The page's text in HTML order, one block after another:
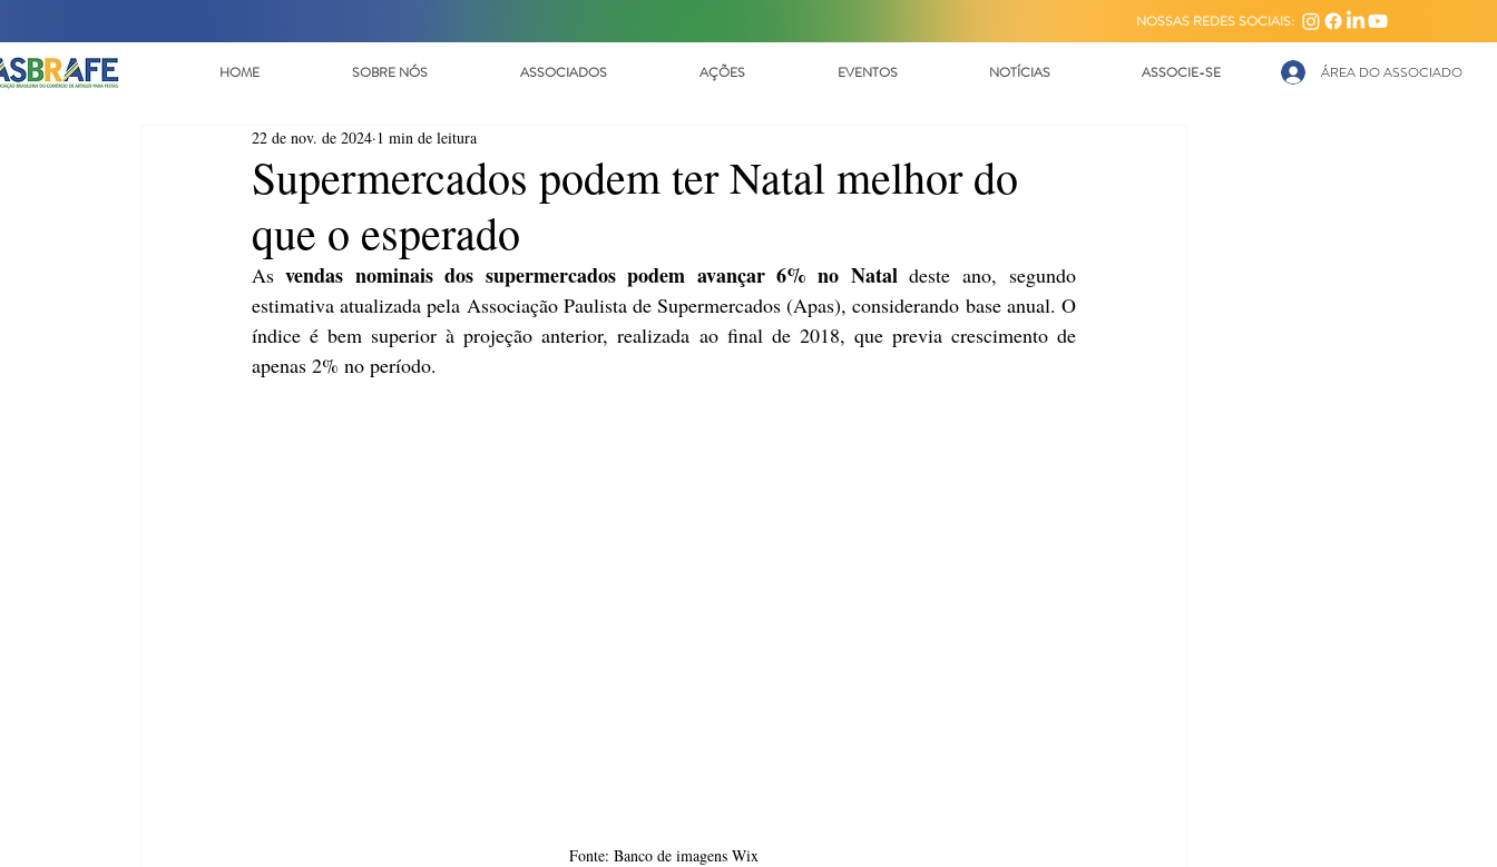
NOSSAS REDES SOCIAIS:
HOME SOBRE NÓS ASSOCIADOS AÇÕES EVENTOS NOTÍCIAS ASSOCIE-SE ÁREA DO ASSOCIADO
Supermercados podem ter Natal melhor do
que o esperado
22 de nov. de 2024 1 min de leitura
As vendas nominais dos supermercados podem avançar 6% no Natal deste ano, segundo
estimativa atualizada pela Associação Paulista de Supermercados (Apas), considerando base anual. O
índice é bem superior à projeção anterior, realizada ao final de 2018, que previa crescimento de
apenas 2% no período.
Fonte: Banco de imagens Wix